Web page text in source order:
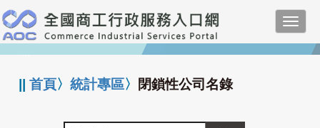
跳
到
主
要
:::
||首頁〉統計專區〉 閉鎖性公司名錄